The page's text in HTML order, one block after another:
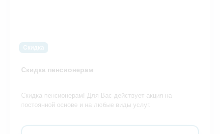
Скидка
Скидка пенсионерам
Скидка пенсионерам! Для Вас действует акция на
постоянной основе и на любые виды услуг.